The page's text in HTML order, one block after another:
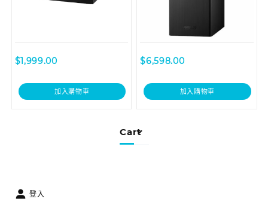
Cart
$1,999.00
加入購物車
$6,598.00
加入購物車
登入